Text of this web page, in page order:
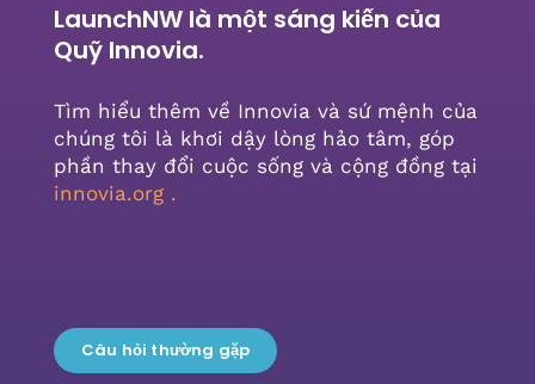
LaunchNW là một sáng kiến ​​của
Quỹ Innovia.
Tìm hiểu thêm về Innovia và sứ mệnh của
chúng tôi là khơi dậy lòng hảo tâm, góp
phần thay đổi cuộc sống và cộng đồng tại
innovia.org.
Câu hỏi thường gặp